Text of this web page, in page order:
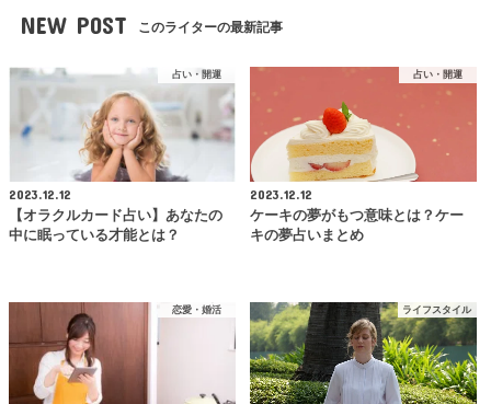
NEW POST このライターの最新記事
占い・開運
2023.12.12
【オラクルカード占い】あなたの
中に眠っている才能とは？
占い・開運
2023.12.12
ケーキの夢がもつ意味とは？ケー
キの夢占いまとめ
恋愛・婚活 ライフスタイル